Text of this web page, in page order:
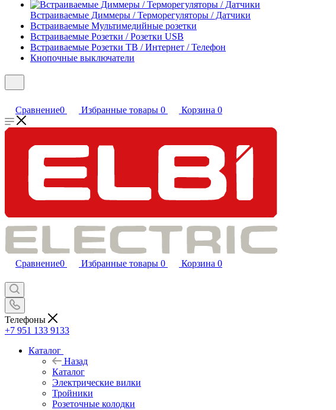
Встраиваемые Диммеры / Терморегуляторы / Датчики
Встраиваемые Мультимедийные розетки
Встраиваемые Розетки / Розетки USB
Встраиваемые Розетки ТВ / Интернет / Телефон
Кнопочные выключатели
Сравнение0 Избранные товары 0 Корзина 0
Сравнение0 Избранные товары 0 Корзина 0
Телефоны
+7 951 133 9133
Каталог
Назад
Каталог
Электрические вилки
Тройники
Розеточные колодки